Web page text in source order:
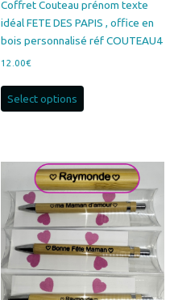
Coffret Couteau prénom texte
idéal FETE DES PAPIS , office en
bois personnalisé réf COUTEAU4
12.00€
Select options